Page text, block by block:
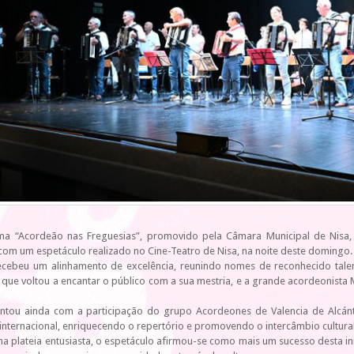
“Acordeão nas Freguesias”, promovido pela Câmara Municipal de
um espetáculo realizado no Cine-Teatro de Nisa, na noite deste domingo.
um alinhamento de excelência, reunindo nomes de reconhecido
voltou a encantar o público com a sua mestria, e a grande
ainda com a participação do grupo Acordeones de Valencia de
enriquecendo o repertório e promovendo o intercâmbio
plateia entusiasta, o espetáculo afirmou-se como mais um sucesso